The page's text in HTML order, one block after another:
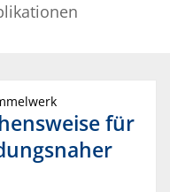
für